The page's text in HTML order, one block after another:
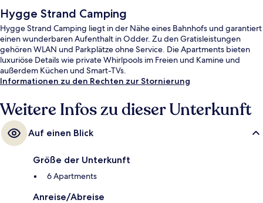
Hygge Strand Camping
Hygge Strand Camping liegt in der Nähe eines Bahnhofs und garantiert
einen wunderbaren Aufenthalt in Odder. Zu den Gratisleistungen
gehören WLAN und Parkplätze ohne Service. Die Apartments bieten
luxuriöse Details wie private Whirlpools im Freien und Kamine und
außerdem Küchen und Smart-TVs.
Informationen zu den Rechten zur Stornierung
Weitere Infos zu dieser Unterkunft
Auf einen Blick
Größe der Unterkunft
6 Apartments
Anreise/Abreise